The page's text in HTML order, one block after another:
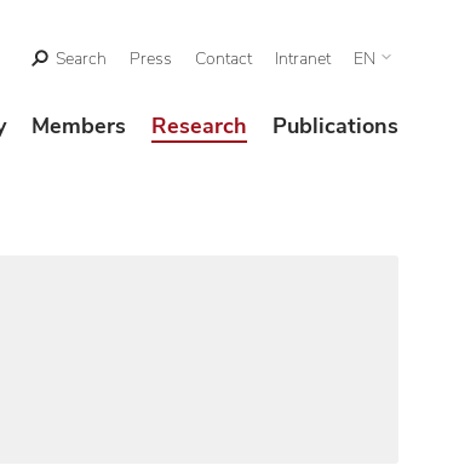
Search Press Contact Intranet EN
Members Research Publications